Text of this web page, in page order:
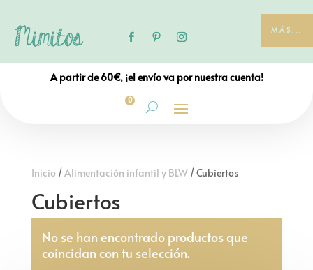
MÁS...
A partir de 60€, ¡el envío va por nuestra cuenta!
0
Inicio /Alimentación infantil y BLW/ Cubiertos
Cubiertos
No se han encontrado productos que
coincidan con tu selección.